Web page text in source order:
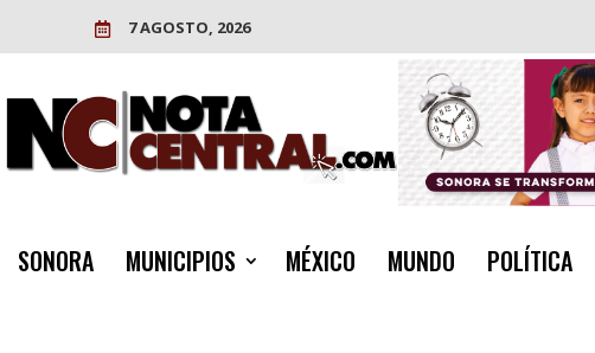
 7 AGOSTO, 2026
SONORA MUNICIPIOS MÉXICO MUNDO POLÍTICA